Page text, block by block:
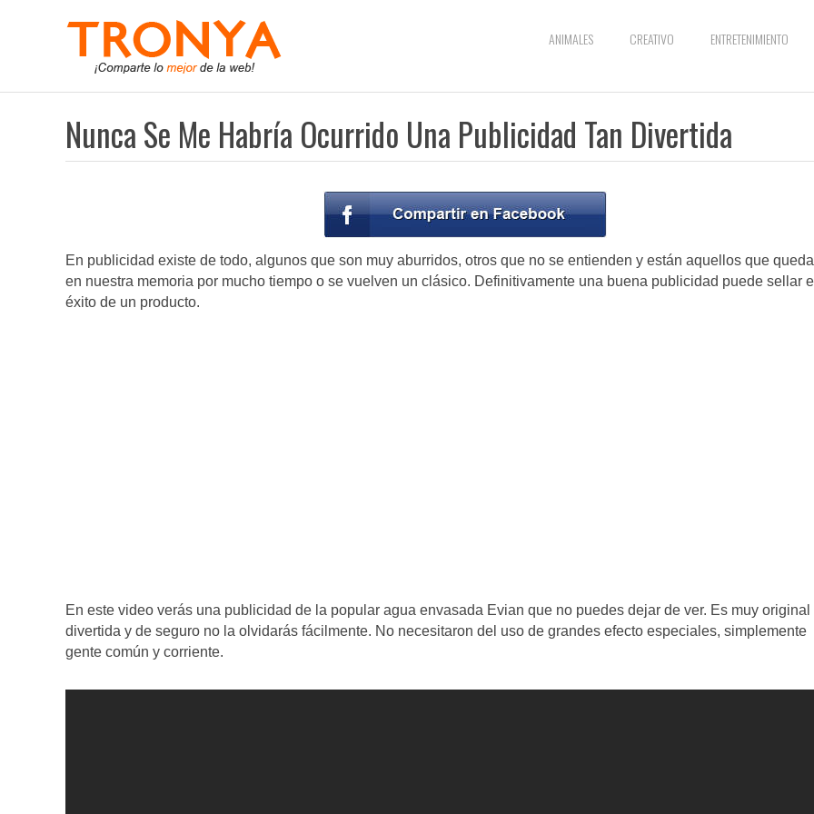
ANIMALES CREATIVO ENTRETENIMIENTO
Nunca Se Me Habría Ocurrido Una Publicidad Tan Divertida
En publicidad existe de todo, algunos que son muy aburridos, otros que no se entienden y están aquellos que
en nuestra memoria por mucho tiempo o se vuelven un clásico. Definitivamente una buena publicidad puede sellar
éxito de un producto.
En este video verás una publicidad de la popular agua envasada Evian que no puedes dejar de ver. Es muy original
divertida y de seguro no la olvidarás fácilmente. No necesitaron del uso de grandes efecto especiales, simplemente
gente común y corriente.